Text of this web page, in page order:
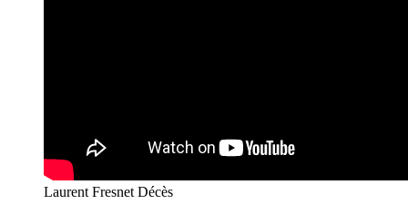
Laurent Fresnet Décès